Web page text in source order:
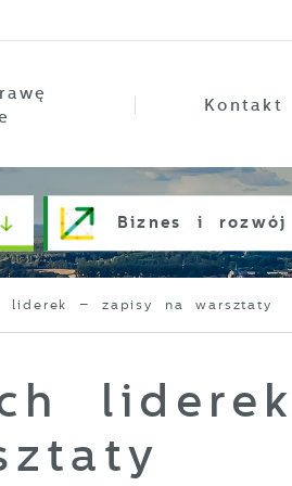
Kontakt
Biznes i rozwój
liderek – zapisy na warsztaty